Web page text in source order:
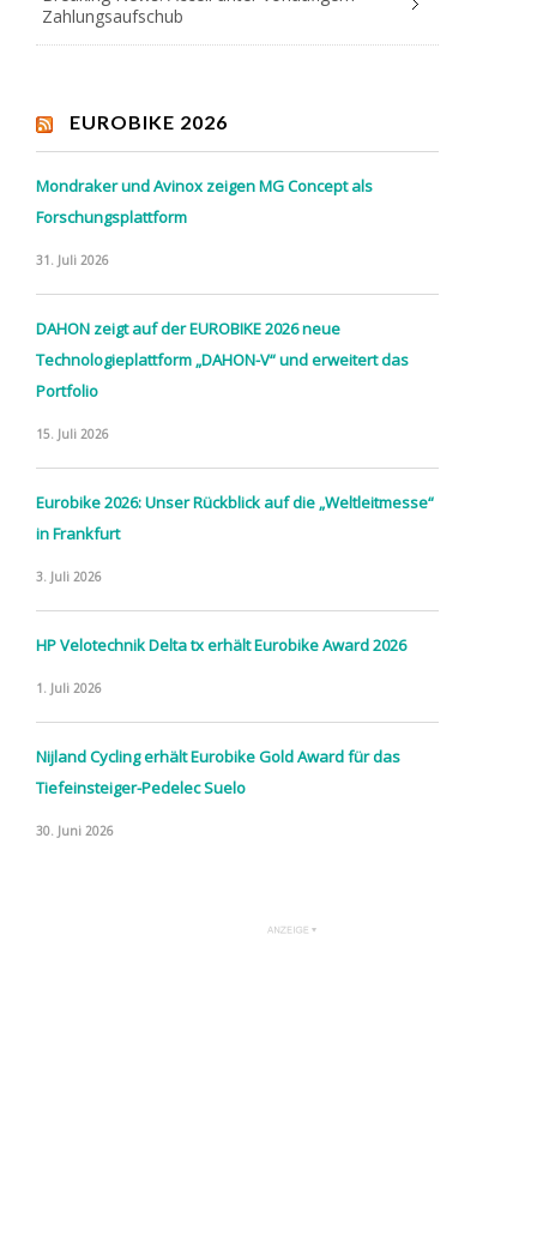
Zahlungsaufschub
EUROBIKE 2026
Mondraker und Avinox zeigen MG Concept als
Forschungsplattform
31. Juli 2026
DAHON zeigt auf der EUROBIKE 2026 neue
Technologieplattform „DAHON-V“ und erweitert das
Portfolio
15. Juli 2026
Eurobike 2026: Unser Rückblick auf die „Weltleitmesse“
in Frankfurt
3. Juli 2026
HP Velotechnik Delta tx erhält Eurobike Award 2026
1. Juli 2026
Nijland Cycling erhält Eurobike Gold Award für das
Tiefeinsteiger-Pedelec Suelo
30. Juni 2026